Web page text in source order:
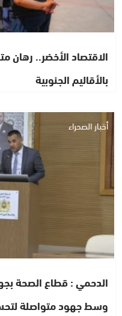
الاقتصاد الأخضر.. رهان
بالأقاليم الجنوبية
أخبار الصحراء
الدحمي : قطاع الصحة
وسط جهود متواصلة